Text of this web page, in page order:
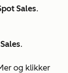
Sales.
.
og klikker